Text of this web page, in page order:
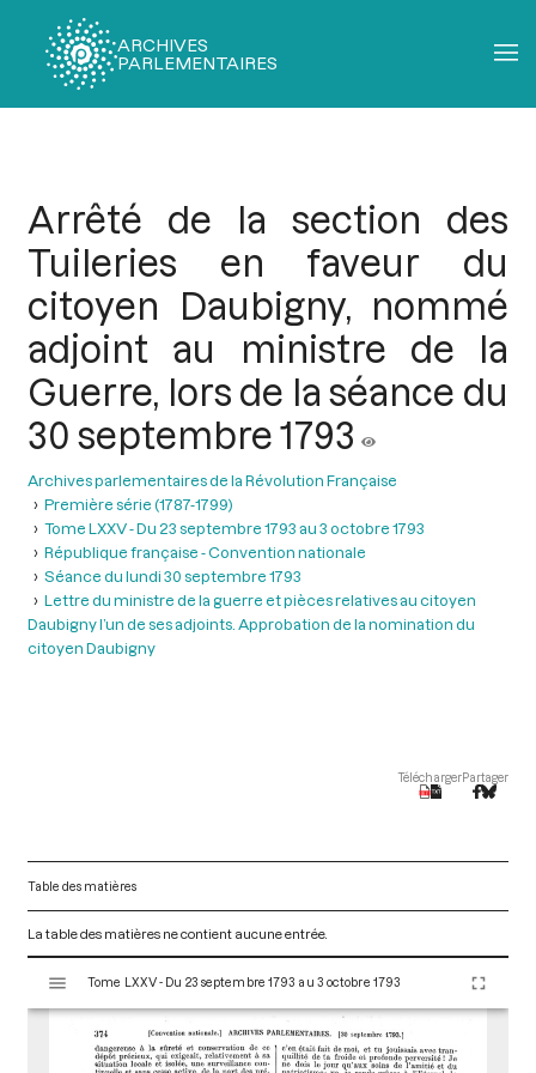
ARCHIVES
PARLEMENTAIRES
Arrêté de la section des
Tuileries en faveur du
citoyen Daubigny, nommé
adjoint au ministre de la
Guerre, lors de la séance du
30 septembre 1793
Archives parlementaires de la Révolution Française
Première série (1787-1799)
Tome LXXV - Du 23 septembre 1793 au 3 octobre 1793
République française - Convention nationale
Séance du lundi 30 septembre 1793
Lettre du ministre de la guerre et pièces relatives au citoyen
Daubigny l’un de ses adjoints. Approbation de la nomination du
citoyen Daubigny
TéléchargerPartager
Table des matières
La table des matières ne contient aucune entrée.
s
Tome LXXV - Du 23 septembre 1793 au 3 octobre 1793